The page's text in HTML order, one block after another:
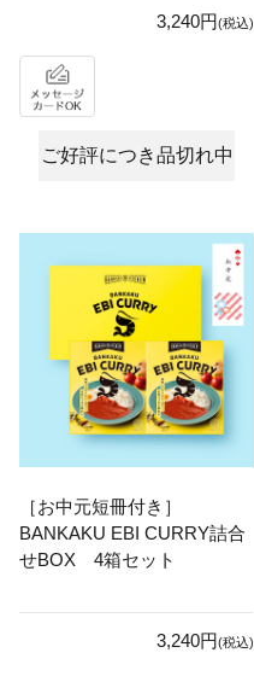
3,240円(税込)
ご好評につき品切れ中
［お中元短冊付き］
BANKAKU EBI CURRY詰合
せBOX 4箱セット
3,240円(税込)